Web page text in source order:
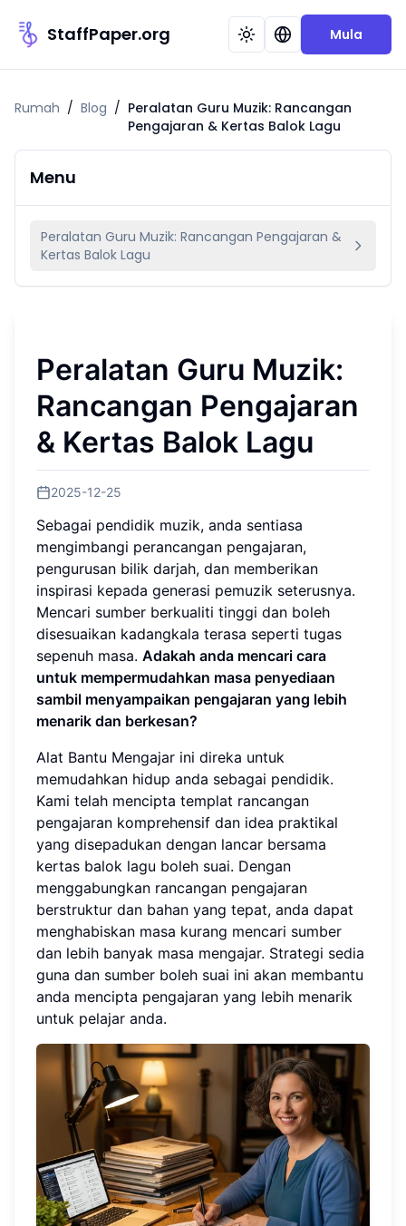
StaffPaper.org Mula
Rumah / Blog / Peralatan Guru Muzik: Rancangan
Pengajaran & Kertas Balok Lagu
Menu
Peralatan Guru Muzik: Rancangan Pengajaran &
Kertas Balok Lagu
Peralatan Guru Muzik:
Rancangan Pengajaran
& Kertas Balok Lagu
2025-12-25
Sebagai pendidik muzik, anda sentiasa
mengimbangi perancangan pengajaran,
pengurusan bilik darjah, dan memberikan
inspirasi kepada generasi pemuzik seterusnya.
Mencari sumber berkualiti tinggi dan boleh
disesuaikan kadangkala terasa seperti tugas
sepenuh masa. Adakah anda mencari cara
untuk mempermudahkan masa penyediaan
sambil menyampaikan pengajaran yang lebih
menarik dan berkesan?
Alat Bantu Mengajar ini direka untuk
memudahkan hidup anda sebagai pendidik.
Kami telah mencipta templat rancangan
pengajaran komprehensif dan idea praktikal
yang disepadukan dengan lancar bersama
kertas balok lagu boleh suai. Dengan
menggabungkan rancangan pengajaran
berstruktur dan bahan yang tepat, anda dapat
menghabiskan masa kurang mencari sumber
dan lebih banyak masa mengajar. Strategi sedia
guna dan sumber boleh suai ini akan membantu
anda mencipta pengajaran yang lebih menarik
untuk pelajar anda.